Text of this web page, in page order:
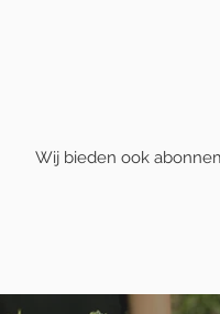
Wij bieden ook